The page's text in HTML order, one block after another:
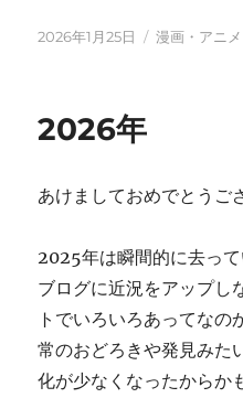
投
2026年1月25日
カ
漫画・アニ
2026年
あけましておめでとうご
2025年は瞬間的に去っ
ブログに近況をアップし
トでいろいろあってなの
常のおどろきや発見みた
化が少なくなったから